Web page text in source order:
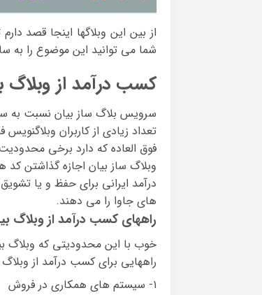
از بین این وبلاگها اینجا قصد
شما می توانید این موضوع را
کسب درآمد از وبلاگ
سرویس بلاگ ساز بیان نسبت به
تعداد زیادی از کاربران
فوق العاده که دارد برخی
وبلاگ ساز بیان اجازه گذاشتن
درآمد ایرانی برای حفظ و یا
های جاوا را می دهند.
راههای کسب درآمد از وبلاگ
خوب با این محدودیتی که وبلاگ
راههایی برای کسب درآمد از
۱- سیستم های همکاری در فروش